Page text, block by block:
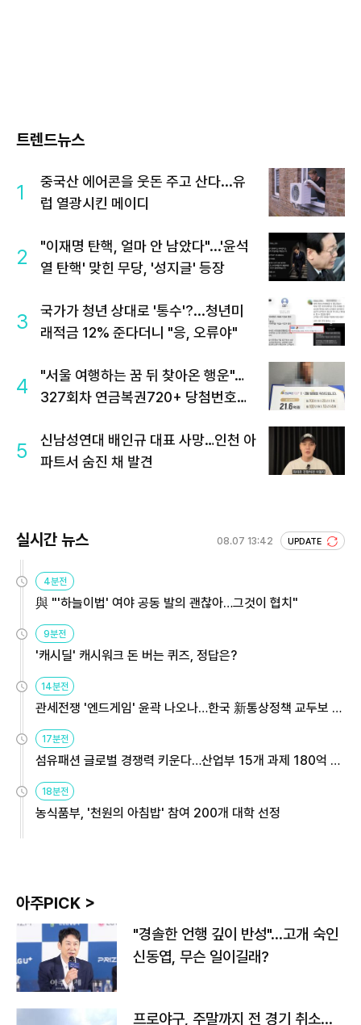
트렌드뉴스
1
중국산 에어콘을 웃돈 주고 산다...유
럽 열광시킨 메이디
2
"이재명 탄핵, 얼마 안 남았다"...'윤석
열 탄핵' 맞힌 무당, '성지글' 등장
3
국가가 청년 상대로 '통수'?...청년미
래적금 12% 준다더니 "응, 오류야"
4
"서울 여행하는 꿈 뒤 찾아온 행운"…
327회차 연금복권720+ 당첨번호조
5
신남성연대 배인규 대표 사망…인천 아
파트서 숨진 채 발견
실시간 뉴스 08.07 13:42 UPDATE
4분전
與 "'하늘이법' 여야 공동 발의 괜찮아…그것이 협치"
9분전
'캐시딜' 캐시워크 돈 버는 퀴즈, 정답은?
14분전
관세전쟁 '엔드게임' 윤곽 나오나…한국 新통상정책 교두보 활
용해야
17분전
섬유패션 글로벌 경쟁력 키운다…산업부 15개 과제 180억 지
원
18분전
농식품부, '천원의 아침밥' 참여 200개 대학 선정
아주PICK >
"경솔한 언행 깊이 반성"…고개 숙인
신동엽, 무슨 일이길래?
프로야구, 주말까지 전 경기 취소…